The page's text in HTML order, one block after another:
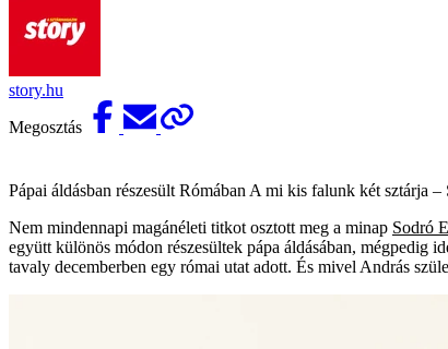
story.hu
Megosztás
Pápai áldásban részesült Rómában A mi kis falunk két sztárja
Nem mindennapi magánéleti titkot osztott meg a minap Sodró
együtt különös módon részesültek pápa áldásában, mégpedig
tavaly decemberben egy római utat adott. És mivel András